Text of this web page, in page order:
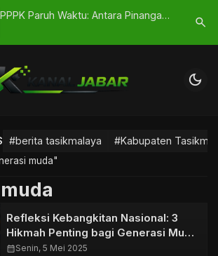
PPPK Paruh Waktu: Antara Pinangan
Datang
Kejari
search
dark_mode
#berita tasikmalaya #Kabupaten
muda"
Refleksi Kebangkitan Nasional: 3
Hikmah Penting bagi Generasi Muda
Tasikmalaya
calendar_monthSenin, 5 Mei 2025